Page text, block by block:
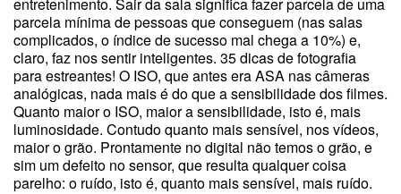
parcela mínima de pessoas que conseguem (nas salas
complicados, o índice de sucesso mal chega a 10%) e,
claro, faz nos sentir inteligentes. 35 dicas de fotografia
para estreantes! O ISO, que antes era ASA nas câmeras
analógicas, nada mais é do que a sensibilidade dos filmes.
Quanto maior o ISO, maior a sensibilidade, isto é, mais
luminosidade. Contudo quanto mais sensível, nos vídeos,
maior o grão. Prontamente no digital não temos o grão, e
sim um defeito no sensor, que resulta qualquer coisa
parelho: o ruído, isto é, quanto mais sensível, mais ruído.